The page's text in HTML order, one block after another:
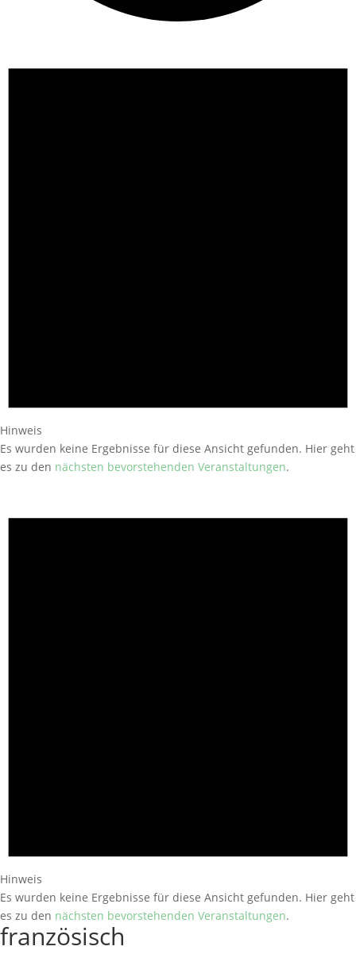
Hinweis
Es wurden keine Ergebnisse für diese Ansicht gefunden. Hier geht
es zu den nächsten bevorstehenden Veranstaltungen.
Hinweis
Es wurden keine Ergebnisse für diese Ansicht gefunden. Hier geht
es zu den nächsten bevorstehenden Veranstaltungen.
französisch